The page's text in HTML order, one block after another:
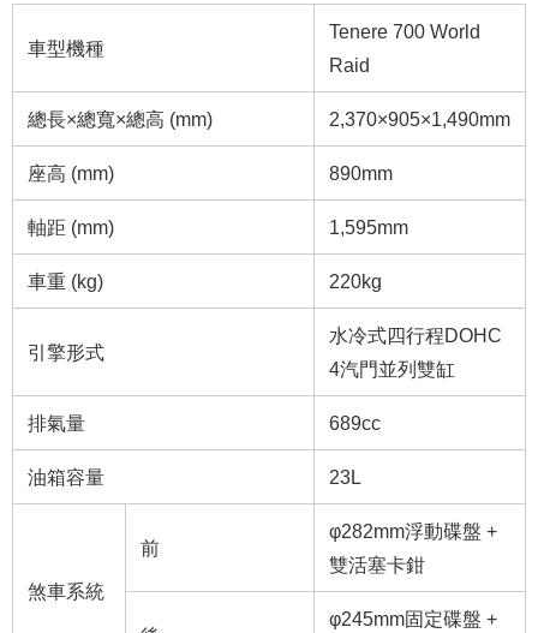
車型機種
Tenere 700 World
Raid
總長×總寬×總高 (mm) 2,370×905×1,490mm
座高 (mm) 890mm
軸距 (mm) 1,595mm
車重 (kg) 220kg
引擎形式
水冷式四行程DOHC
4汽門並列雙缸
排氣量 689cc
油箱容量 23L
煞車系統
前
φ282mm浮動碟盤 +
雙活塞卡鉗
φ245mm固定碟盤 +